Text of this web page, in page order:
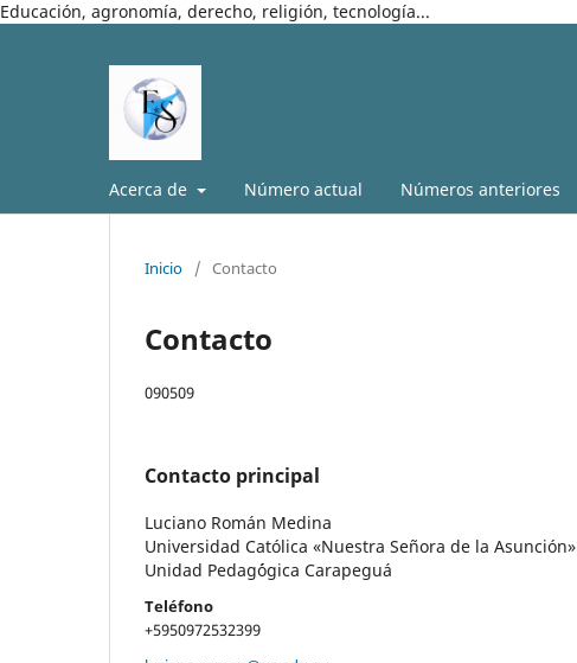
Educación, agronomía, derecho, religión, tecnología...
Acerca de Número actual Números anteriores
Inicio / Contacto
Contacto
090509
Contacto principal
Luciano Román Medina
Universidad Católica «Nuestra Señora de la Asunción»
Unidad Pedag´ógica Carapeguá
Teléfono
+5950972532399